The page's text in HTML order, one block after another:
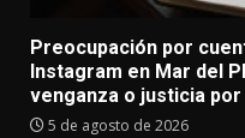
Preocupación por
Instagram en Mar del
venganza o justicia
5 de agosto de 2026